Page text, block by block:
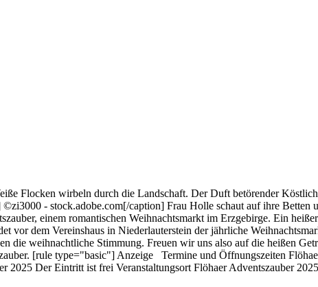
Flocken wirbeln durch die Landschaft. Der Duft betörender
- stock.adobe.com[/caption] Frau Holle schaut auf ihre Betten
einem romantischen Weihnachtsmarkt im Erzgebirge. Ein
vor dem Vereinshaus in Niederlauterstein der jährliche
die weihnachtliche Stimmung. Freuen wir uns also auf die heißen
[rule type="basic"] Anzeige Termine und Öffnungszeiten
2025 Der Eintritt ist frei Veranstaltungsort Flöhaer Adventszauber